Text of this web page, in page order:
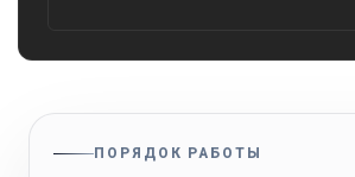
ПОРЯДОК РАБОТЫ